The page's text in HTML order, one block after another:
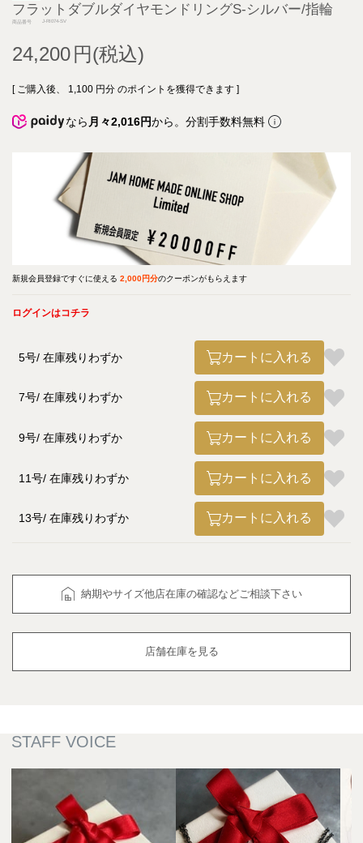
フラットダブルダイヤモンドリングS-シルバー/指輪
商品番号 J-RI074-SV
24,200
[ ご購入後、 1,100 円分 のポイントを獲得できます ]
なら 月々2,016円から。分割手数料無料
新規会員登録ですぐに使える 2,000円分のクーポンがもらえます
ログインはコチラ
5号 在庫残りわずか カートに入れる
7号 在庫残りわずか カートに入れる
9号 在庫残りわずか カートに入れる
11号 在庫残りわずか カートに入れる
13号 在庫残りわずか カートに入れる
納期やサイズ他店在庫の確認などご相談下さい
店舗在庫を見る